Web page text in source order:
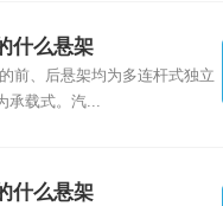
什么悬架
前、后悬架均为多连杆式独立
承载式。汽...
什么悬架